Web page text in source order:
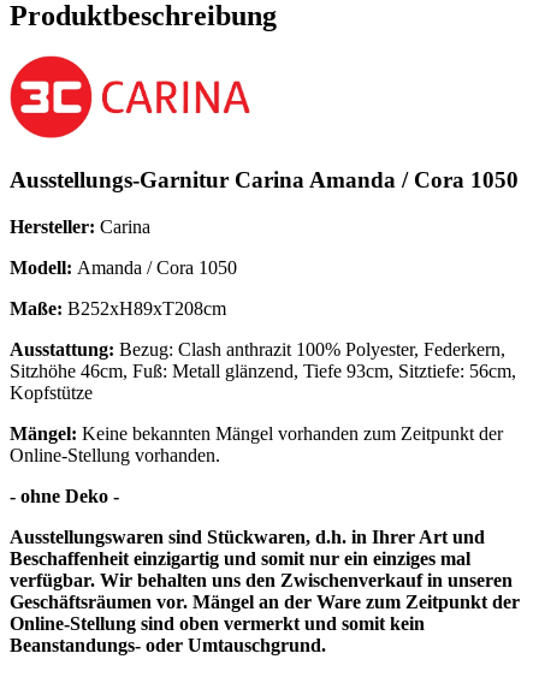
Produktbeschreibung
Ausstellungs-Garnitur Carina Amanda / Cora 1050
Hersteller: Carina
Modell: Amanda / Cora 1050
Maße: B252xH89xT208cm
Ausstattung: Bezug: Clash anthrazit 100% Polyester, Federkern,
Sitzhöhe 46cm, Fuß: Metall glänzend, Tiefe 93cm, Sitztiefe: 56cm,
Kopfstütze
Mängel: Keine bekannten Mängel vorhanden zum Zeitpunkt der
Online-Stellung vorhanden.
- ohne Deko -
Ausstellungswaren sind Stückwaren, d.h. in Ihrer Art und
Beschaffenheit einzigartig und somit nur ein einziges mal
verfügbar. Wir behalten uns den Zwischenverkauf in unseren
Geschäftsräumen vor. Mängel an der Ware zum Zeitpunkt der
Online-Stellung sind oben vermerkt und somit kein
Beanstandungs- oder Umtauschgrund.